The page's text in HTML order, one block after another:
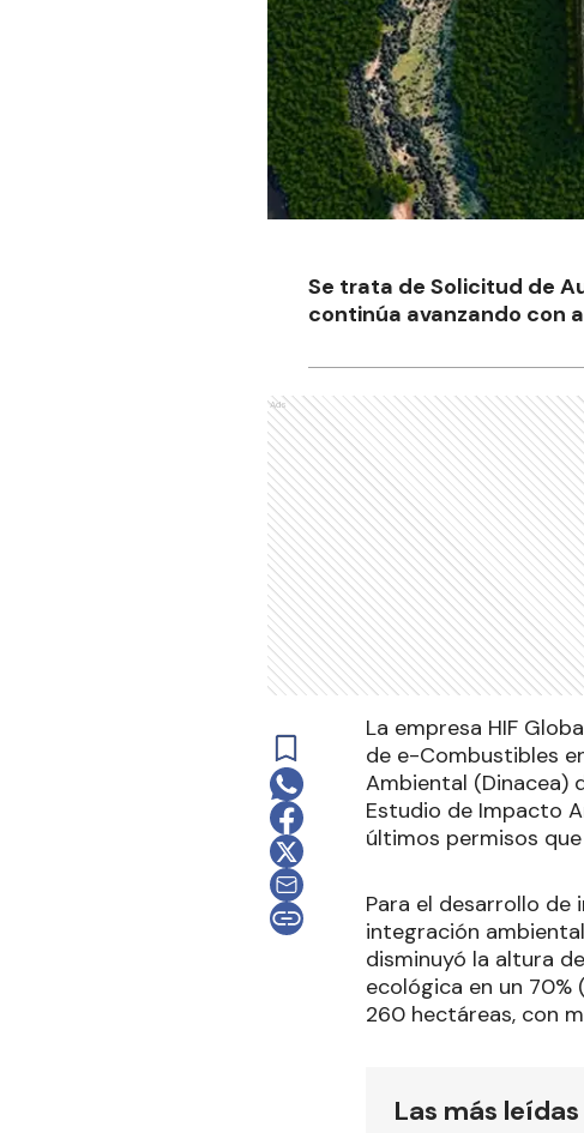
Se trata de Solicitud de
continúa avanzando con
Ads
La empresa HIF
de e-Combustibles
Ambiental (Dinacea)
Estudio de Impacto
últimos permisos
Para el desarrollo de
integración
disminuyó la altura
ecológica en un
260 hectáreas, con
Las más leídas